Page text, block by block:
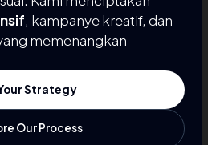
, kampanye kreatif, dan
memenangkan
Strategy
Our Process